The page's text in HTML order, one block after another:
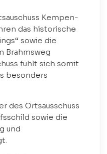
Kempen-
das historische
sowie die
Brahmsweg
fühlt sich somit
besonders
des Ortsausschuss
sowie die
und